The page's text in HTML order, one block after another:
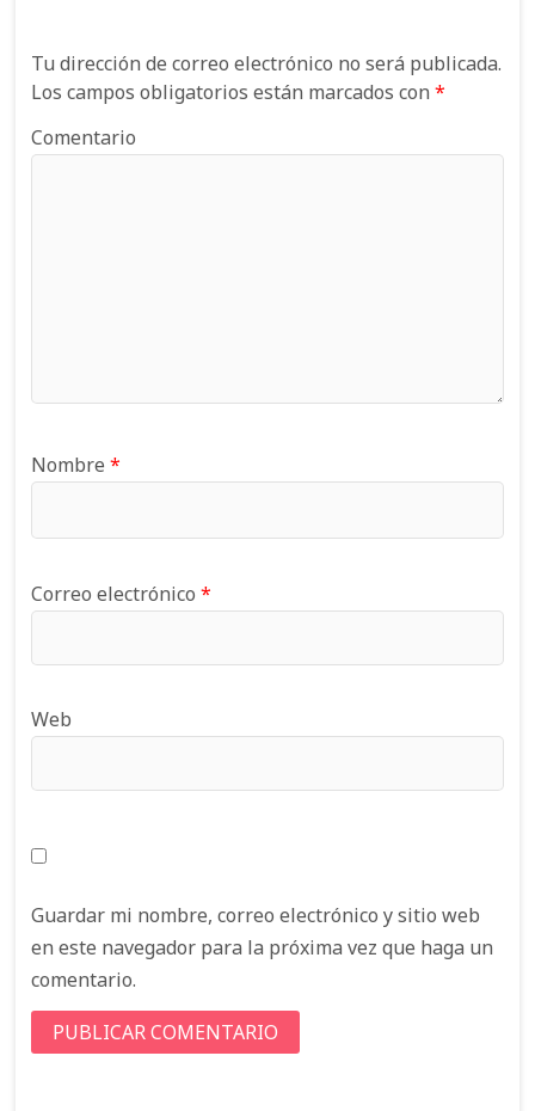
Tu dirección de correo electrónico no será publicada.
Los campos obligatorios están marcados con*
Comentario
Nombre*
Correo electrónico*
Web
Guardar mi nombre, correo electrónico y sitio web
en este navegador para la próxima vez que haga un
comentario.